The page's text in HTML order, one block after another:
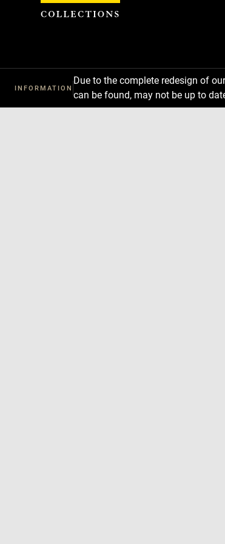
INFORMATION
Due to the complete redesign of
can be found, may not be up to
Cookies management panel